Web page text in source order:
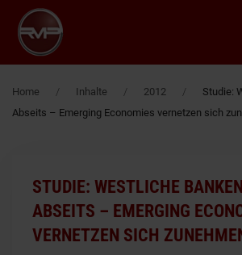
Zum Hauptinhalt springen
Home Inhalte 2012
Studie:
Abseits – Emerging Economies vernetzen sich
STUDIE: WESTLICHE
ABSEITS – EMERGING
VERNETZEN SICH